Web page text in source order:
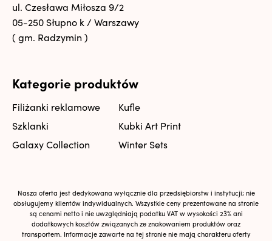
ul. Czesława Miłosza 9/2
05-250 Słupno k / Warszawy
( gm. Radzymin )
Kategorie produktów
Filiżanki reklamowe
Kufle
Szklanki
Kubki Art Print
Galaxy Collection
Winter Sets
Nasza oferta jest dedykowana wyłącznie dla przedsiębiorstw i instytucji; nie
obsługujemy klientów indywidualnych. Wszystkie ceny prezentowane na stronie
są cenami netto i nie uwzględniają podatku VAT w wysokości 23% ani
dodatkowych kosztów związanych ze znakowaniem produktów oraz
transportem. Informacje zawarte na tej stronie nie mają charakteru oferty